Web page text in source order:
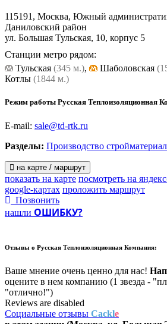
115191, Москва, Южный
Даниловский район
ул. Большая Тульская, 10, корпус 5
Станции метро рядом:
Тульская (345 м.), Шаболовская
Котлы (1844 м.)
Режим работы Русская Теплоизоляционная
E-mail: sale@td-rtk.ru
Разделы: Производство
на карте / маршрут
показать на карте посмотреть на
google-картах проложить маршрут
Позвонить
нашли ОШИБКУ?
Отзывы о Русская Теплоизоляционная Компания:
Ваше мнение очень ценно для нас!
оцените в нем компанию (1 звезда -
"отлично!")
Reviews are disabled
Социальные отзывы Cackle